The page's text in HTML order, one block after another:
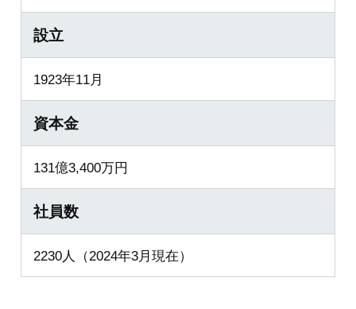
設立
1923年11月
資本金
131億3,400万円
社員数
2230人（2024年3月現在）